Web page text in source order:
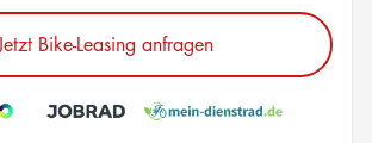
Bike-Leasing anfragen